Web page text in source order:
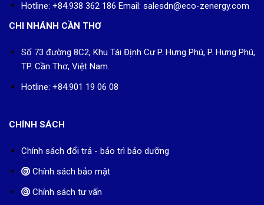
Hotline: +84.938 362 186 Email: salesdn@eco-zenergy.com
CHI NHÁNH CẦN THƠ
Số 73 đường 8C2, Khu Tái Định Cư P. Hưng Phú, P. Hưng Phú,
TP. Cần Thơ, Việt Nam.
Hotline: +84.901 19 06 08
CHÍNH SÁCH
Chính sách đổi trả - bảo trì bảo dưỡng
Chính sách bảo mật
Chính sách tư vấn